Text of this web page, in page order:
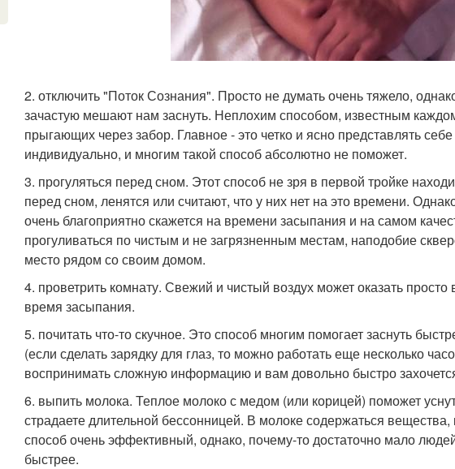
2. отключить "Поток Сознания". Просто не думать очень тяжело,
зачастую мешают нам заснуть. Неплохим способом, известным
прыгающих через забор. Главное - это четко и ясно представлять
индивидуально, и многим такой способ абсолютно не поможет.
3. прогуляться перед сном. Этот способ не зря в первой тройке
перед сном, ленятся или считают, что у них нет на это времени.
очень благоприятно скажется на времени засыпания и на самом
прогуливаться по чистым и не загрязненным местам, наподобие
место рядом со своим домом.
4. проветрить комнату. Свежий и чистый воздух может оказать
время засыпания.
5. почитать что-то скучное. Это способ многим помогает заснуть
(если сделать зарядку для глаз, то можно работать еще несколько
воспринимать сложную информацию и вам довольно быстро
6. выпить молока. Теплое молоко с медом (или корицей) поможет
страдаете длительной бессонницей. В молоке содержаться
способ очень эффективный, однако, почему-то достаточно мало
быстрее.